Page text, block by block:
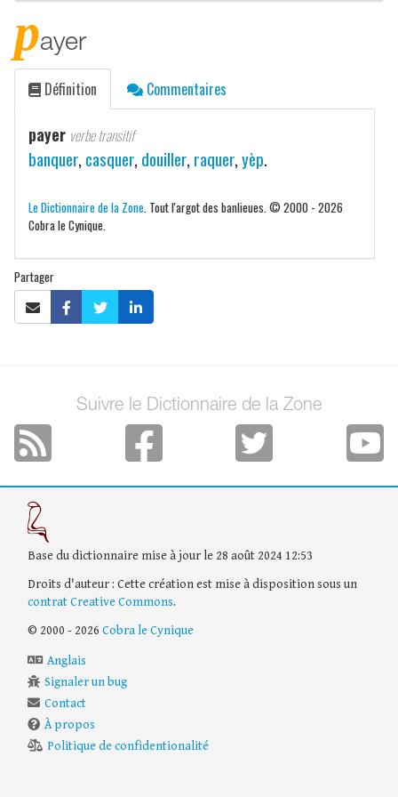
payer
Définition Commentaires
payer verbe transitif
banquer, casquer, douiller, raquer,yèp.
Le Dictionnaire de la Zone . Tout l'argot des banlieues. © 2000 - 2026
Cobra le Cynique.
Partager
Suivre le Dictionnaire de la Zone
Base du dictionnaire mise à jour le 28 août 2024 12:53
Droits d'auteur : Cette création est mise à disposition sous un
contrat Creative Commons.
© 2000 - 2026 Cobra le Cynique
Anglais
Signaler un bug
Contact
À propos
Politique de confidentionalité